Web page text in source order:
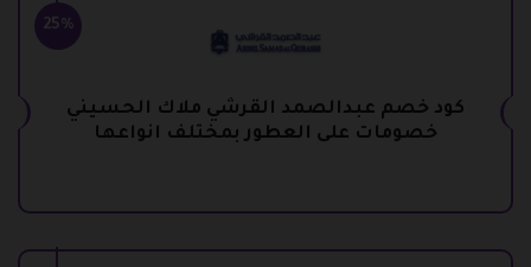
25%
كود خصم عبدالصمد القرشي ملاك الحسيني
خصومات على العطور بمختلف انواعها